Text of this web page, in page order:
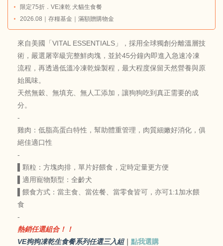
限定75折．VE凍乾 犬貓生食餐
2026.08｜存糧基金｜滿額贈購物金
來自美國「VITAL ESSENTIALS」，採用全球獨創分離溫層技
術，嚴選屠宰級完整鮮肉塊，並於45分鐘內即進入急速冷凍
流程，再透過低溫冷凍乾燥製程，最大程度保留天然營養與原
始風味。
天然無穀、無填充、無人工添加，讓狗狗吃到真正需要的成
分。
-
雞肉：低脂高蛋白特性，幫助體重管理，肉質細嫩好消化，俱
絕佳適口性
-
▌顆粒：方塊肉排，單片好餵食，定時定量更方便
▌適用寵物類型：全齡犬
▌餵食方式：當主食、當佐餐、當零食皆可，亦可1:1加水餵
食
-
熱銷任選組合！！
VE狗狗凍乾生食餐系列任選三入組｜ 點我選購